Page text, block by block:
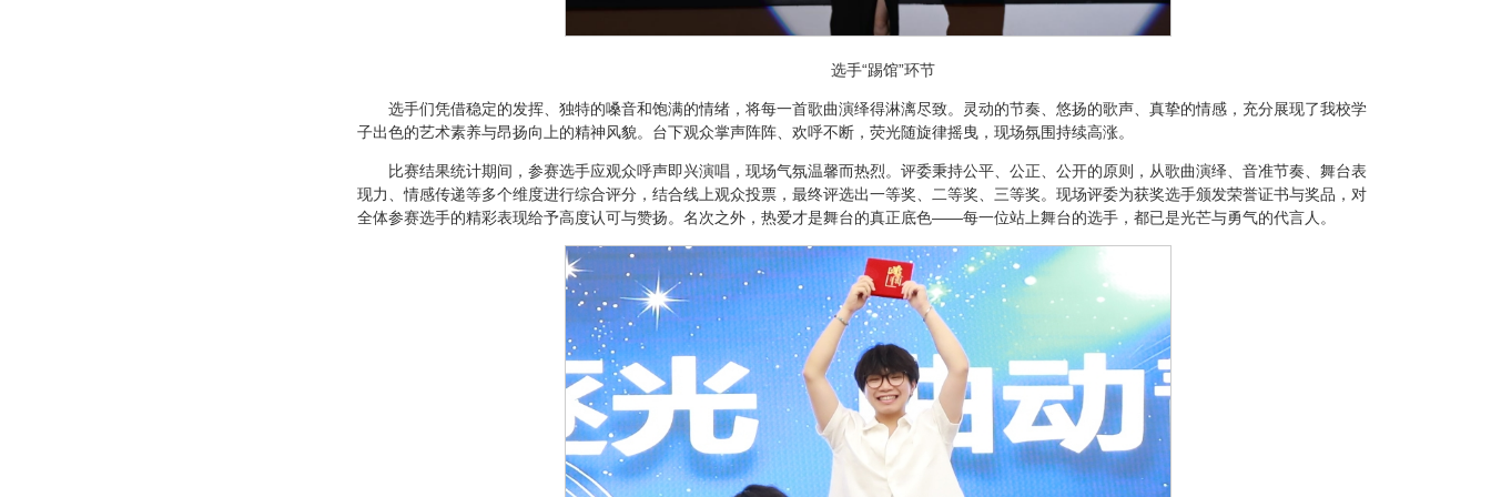
选手“踢馆”环节
选手们凭借稳定的发挥、独特的嗓音和饱满的情绪，将每一首歌曲演绎得淋漓尽致。灵动的节奏、悠扬的歌声、真挚的情感，充分展现了我校学
子出色的艺术素养与昂扬向上的精神风貌。台下观众掌声阵阵、欢呼不断，荧光随旋律摇曳，现场氛围持续高涨。
比赛结果统计期间，参赛选手应观众呼声即兴演唱，现场气氛温馨而热烈。评委秉持公平、公正、公开的原则，从歌曲演绎、音准节奏、舞台表
现力、情感传递等多个维度进行综合评分，结合线上观众投票，最终评选出一等奖、二等奖、三等奖。现场评委为获奖选手颁发荣誉证书与奖品，对
全体参赛选手的精彩表现给予高度认可与赞扬。名次之外，热爱才是舞台的真正底色——每一位站上舞台的选手，都已是光芒与勇气的代言人。